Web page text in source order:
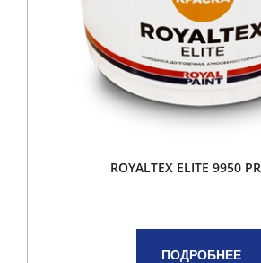
ROYALTEX ELITE 9950
ПОДРОБНЕЕ